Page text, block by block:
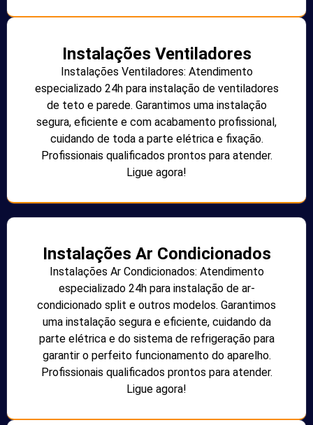
Instalações Ventiladores
Instalações Ventiladores: Atendimento
especializado 24h para instalação de ventiladores
de teto e parede. Garantimos uma instalação
segura, eficiente e com acabamento profissional,
cuidando de toda a parte elétrica e fixação.
Profissionais qualificados prontos para atender.
Ligue agora!
Instalações Ar Condicionados
Instalações Ar Condicionados: Atendimento
especializado 24h para instalação de ar-
condicionado split e outros modelos. Garantimos
uma instalação segura e eficiente, cuidando da
parte elétrica e do sistema de refrigeração para
garantir o perfeito funcionamento do aparelho.
Profissionais qualificados prontos para atender.
Ligue agora!